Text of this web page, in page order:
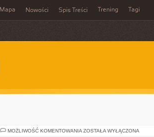
Mapa Nowości Spis Treści Trening Tagi
MOŻLIWOŚĆ KOMENTOWANIA PRALNIE
ZOSTAŁA WYŁĄCZONA